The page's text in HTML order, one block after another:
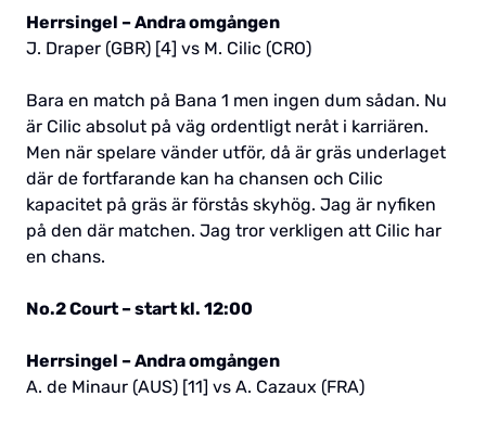
Herrsingel – Andra omgången
J. Draper (GBR) [4] vs M. Cilic (CRO)
Bara en match på Bana 1 men ingen dum sådan. Nu
är Cilic absolut på väg ordentligt neråt i karriären.
Men när spelare vänder utför, då är gräs underlaget
där de fortfarande kan ha chansen och Cilic
kapacitet på gräs är förstås skyhög. Jag är nyfiken
på den där matchen. Jag tror verkligen att Cilic har
en chans.
No.2 Court – start kl. 12:00
Herrsingel – Andra omgången
A. de Minaur (AUS) [11] vs A. Cazaux (FRA)